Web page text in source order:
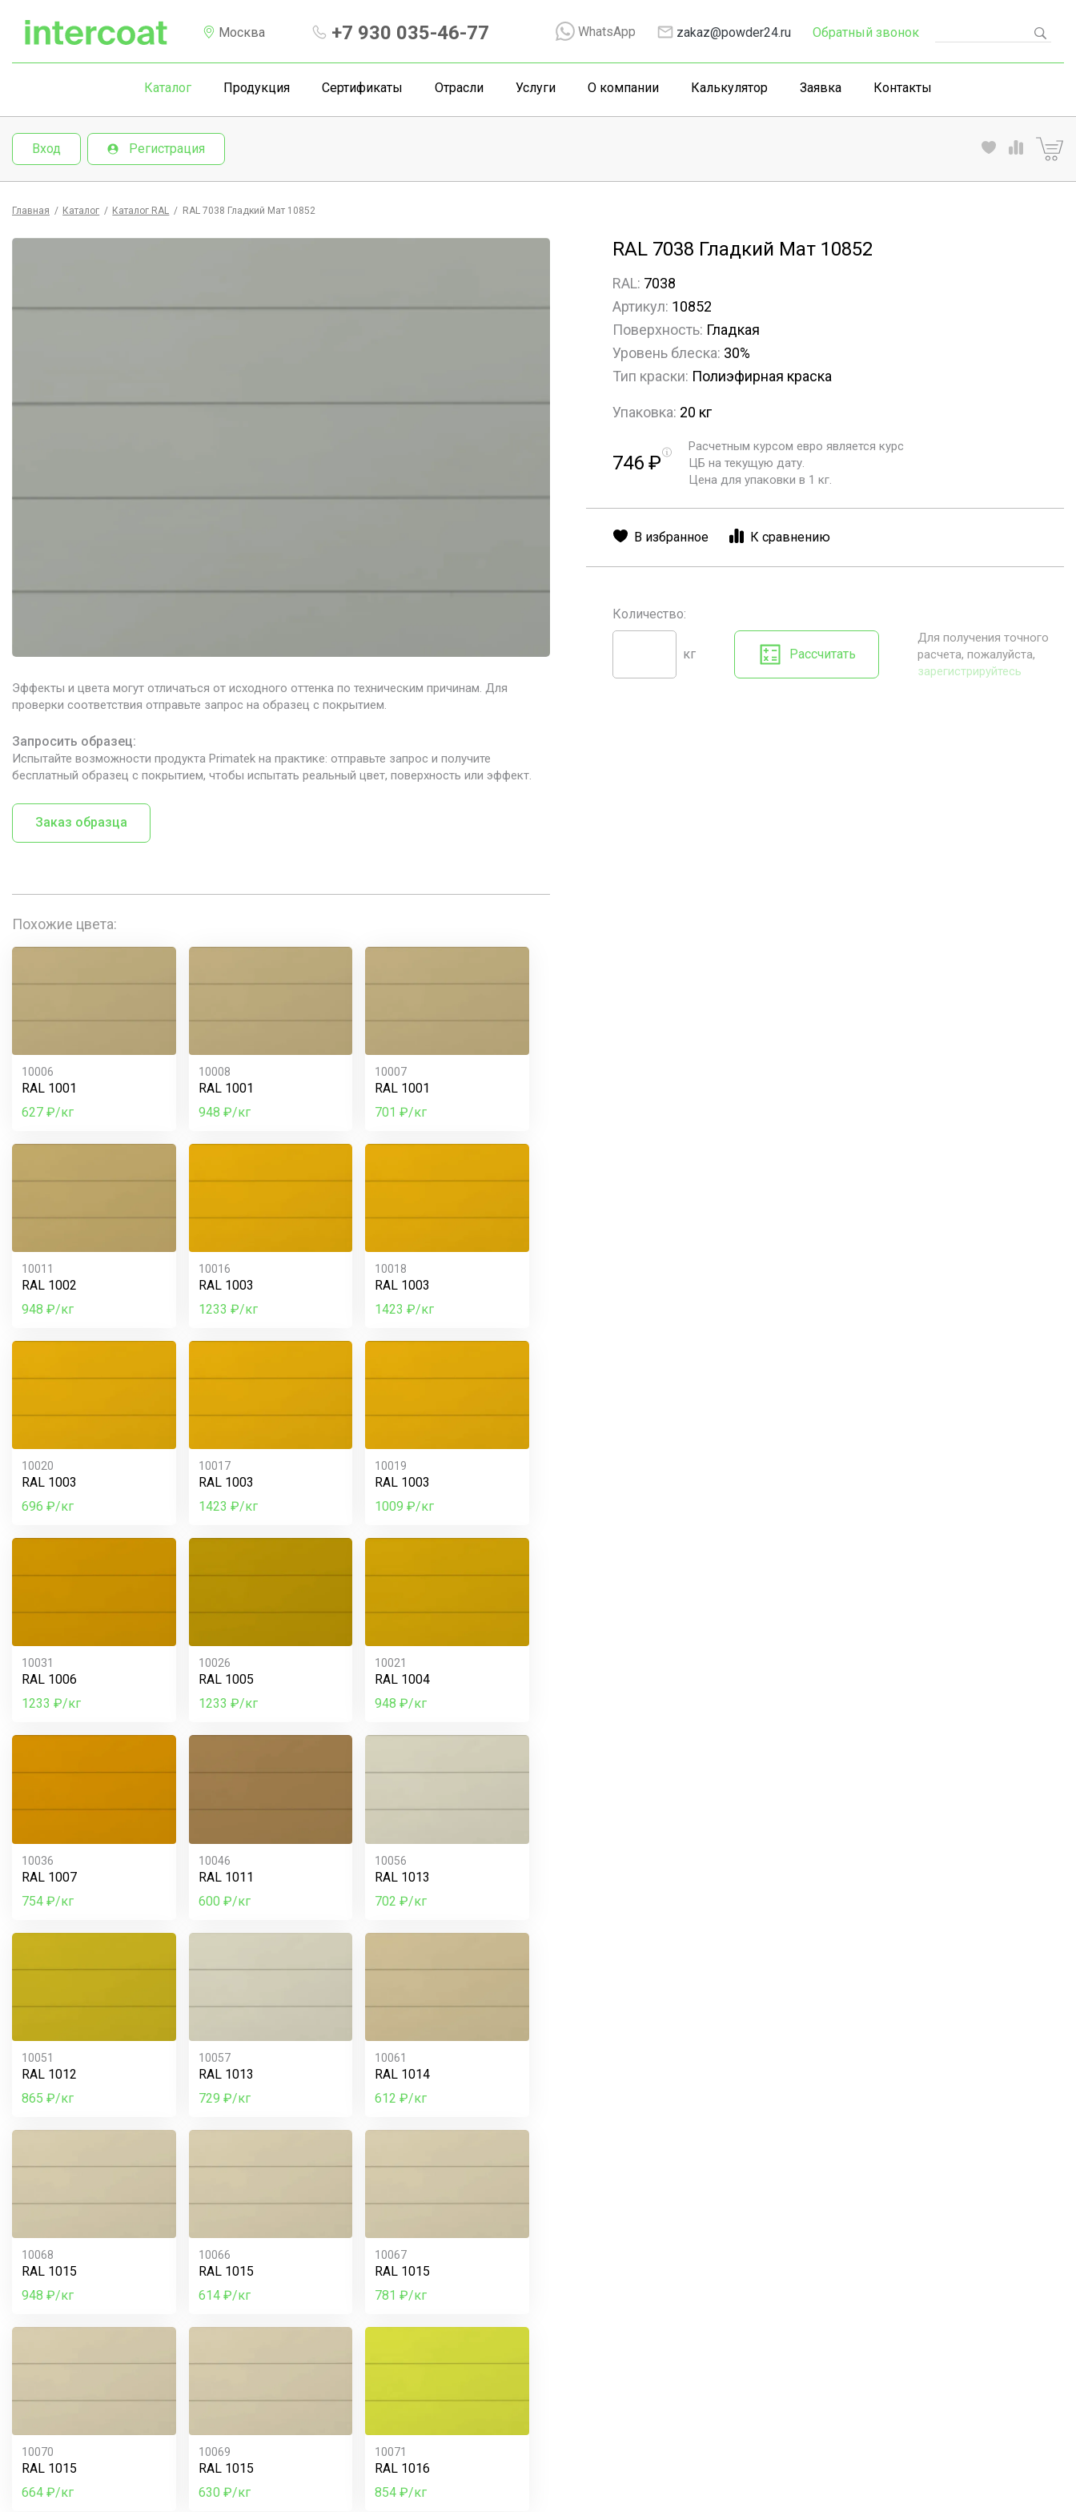
Москва +7 930 035-46-77 WhatsApp zakaz@powder24.ru Обратный звонок
Каталог Продукция Сертификаты Отрасли Услуги О компании Калькулятор Заявка Контакты
Вход Регистрация
Главная / Каталог / Каталог RAL / RAL 7038 Гладкий Мат 10852
RAL 7038 Гладкий Мат 10852
RAL: 7038
Артикул: 10852
Поверхность: Гладкая
Уровень блеска: 30%
Тип краски: Полиэфирная краска
Упаковка: 20 кг
746 ₽
Расчетным курсом евро является курс
ЦБ на текущую дату.
Цена для упаковки в 1 кг.
В избранное К сравнению
Количество:
кг Рассчитать
Для получения точного
расчета, пожалуйста,
зарегистрируйтесь
Эффекты и цвета могут отличаться от исходного оттенка по техническим причинам. Для
проверки соответствия отправьте запрос на образец с покрытием.
Запросить образец:
Испытайте возможности продукта Primatek на практике: отправьте запрос и получите
бесплатный образец с покрытием, чтобы испытать реальный цвет, поверхность или эффект.
Заказ образца
Похожие цвета:
10006
RAL 1001
627 ₽/кг
10008
RAL 1001
948 ₽/кг
10007
RAL 1001
701 ₽/кг
10011
RAL 1002
948 ₽/кг
10016
RAL 1003
1233 ₽/кг
10018
RAL 1003
1423 ₽/кг
10020
RAL 1003
696 ₽/кг
10017
RAL 1003
1423 ₽/кг
10019
RAL 1003
1009 ₽/кг
10031
RAL 1006
1233 ₽/кг
10026
RAL 1005
1233 ₽/кг
10021
RAL 1004
948 ₽/кг
10036
RAL 1007
754 ₽/кг
10046
RAL 1011
600 ₽/кг
10056
RAL 1013
702 ₽/кг
10051
RAL 1012
865 ₽/кг
10057
RAL 1013
729 ₽/кг
10061
RAL 1014
612 ₽/кг
10068
RAL 1015
948 ₽/кг
10066
RAL 1015
614 ₽/кг
10067
RAL 1015
781 ₽/кг
10070
RAL 1015
664 ₽/кг
10069
RAL 1015
630 ₽/кг
10071
RAL 1016
854 ₽/кг